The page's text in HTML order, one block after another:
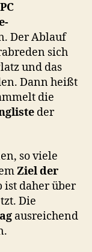
PC
Der Ablauf
sich
und das
Dann heißt
die
der
so viele
Ziel der
ist daher über
Die
ausreichend